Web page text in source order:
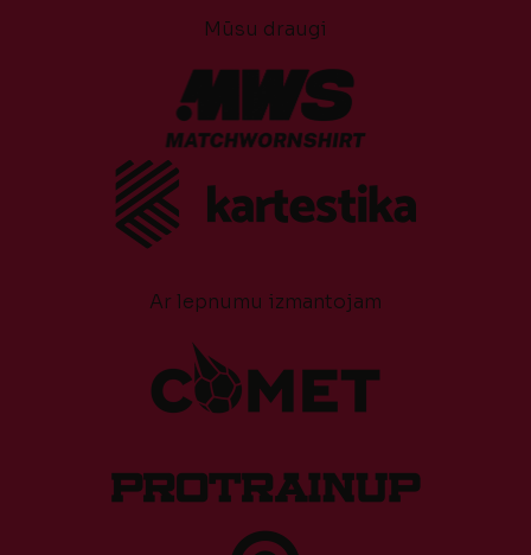
Mūsu draugi
Ar lepnumu izmantojam